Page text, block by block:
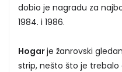
dobio je nagradu za
1984. i 1986.
Hogarje žanrovski
strip, nešto što je